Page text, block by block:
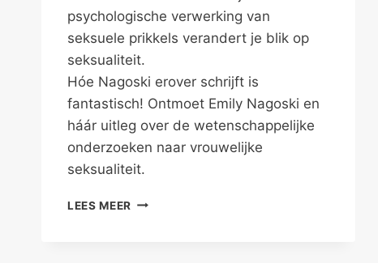
psychologische verwerking van
seksuele prikkels verandert je blik op
seksualiteit.
Hóe Nagoski erover schrijft is
fantastisch! Ontmoet Emily Nagoski en
háár uitleg over de wetenschappelijke
onderzoeken naar vrouwelijke
seksualiteit.
LEES MEER SEKSUOLOOG